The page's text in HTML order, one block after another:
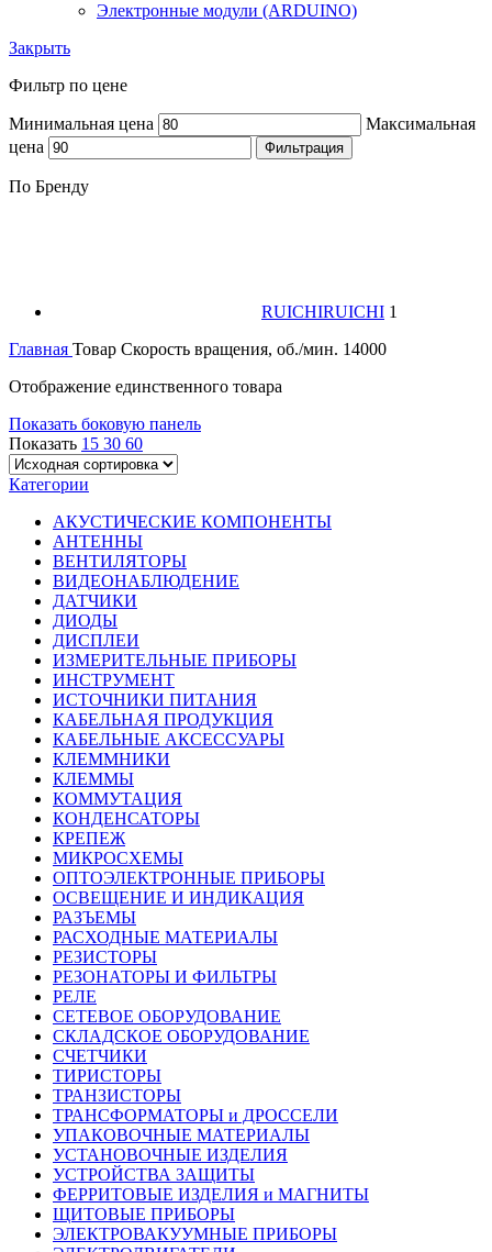
Электронные модули (ARDUINO)
Закрыть
Фильтр по цене
Минимальная цена
Максимальная
цена
Фильтрация
По Бренду
RUICHIRUICHI 1
Главная Товар Скорость вращения, об./мин. 14000
Отображение единственного товара
Показать боковую панель
Показать 15 30 60
Категории
АКУСТИЧЕСКИЕ КОМПОНЕНТЫ
АНТЕННЫ
ВЕНТИЛЯТОРЫ
ВИДЕОНАБЛЮДЕНИЕ
ДАТЧИКИ
ДИОДЫ
ДИСПЛЕИ
ИЗМЕРИТЕЛЬНЫЕ ПРИБОРЫ
ИНСТРУМЕНТ
ИСТОЧНИКИ ПИТАНИЯ
КАБЕЛЬНАЯ ПРОДУКЦИЯ
КАБЕЛЬНЫЕ АКСЕССУАРЫ
КЛЕММНИКИ
КЛЕММЫ
КОММУТАЦИЯ
КОНДЕНСАТОРЫ
КРЕПЕЖ
МИКРОСХЕМЫ
ОПТОЭЛЕКТРОННЫЕ ПРИБОРЫ
ОСВЕЩЕНИЕ И ИНДИКАЦИЯ
РАЗЪЕМЫ
РАСХОДНЫЕ МАТЕРИАЛЫ
РЕЗИСТОРЫ
РЕЗОНАТОРЫ И ФИЛЬТРЫ
РЕЛЕ
СЕТЕВОЕ ОБОРУДОВАНИЕ
СКЛАДСКОЕ ОБОРУДОВАНИЕ
СЧЕТЧИКИ
ТИРИСТОРЫ
ТРАНЗИСТОРЫ
ТРАНСФОРМАТОРЫ и ДРОССЕЛИ
УПАКОВОЧНЫЕ МАТЕРИАЛЫ
УСТАНОВОЧНЫЕ ИЗДЕЛИЯ
УСТРОЙСТВА ЗАЩИТЫ
ФЕРРИТОВЫЕ ИЗДЕЛИЯ и МАГНИТЫ
ЩИТОВЫЕ ПРИБОРЫ
ЭЛЕКТРОВАКУУМНЫЕ ПРИБОРЫ